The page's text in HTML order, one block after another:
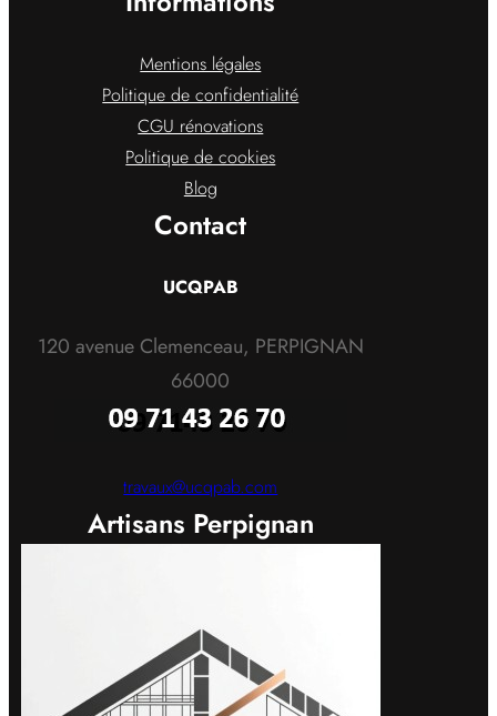
Mentions légales
Politique de confidentialité
CGU rénovations
Politique de cookies
Blog
Contact
UCQPAB
120 avenue Clemenceau, PERPIGNAN
66000
travaux@ucqpab.com
Artisans Perpignan